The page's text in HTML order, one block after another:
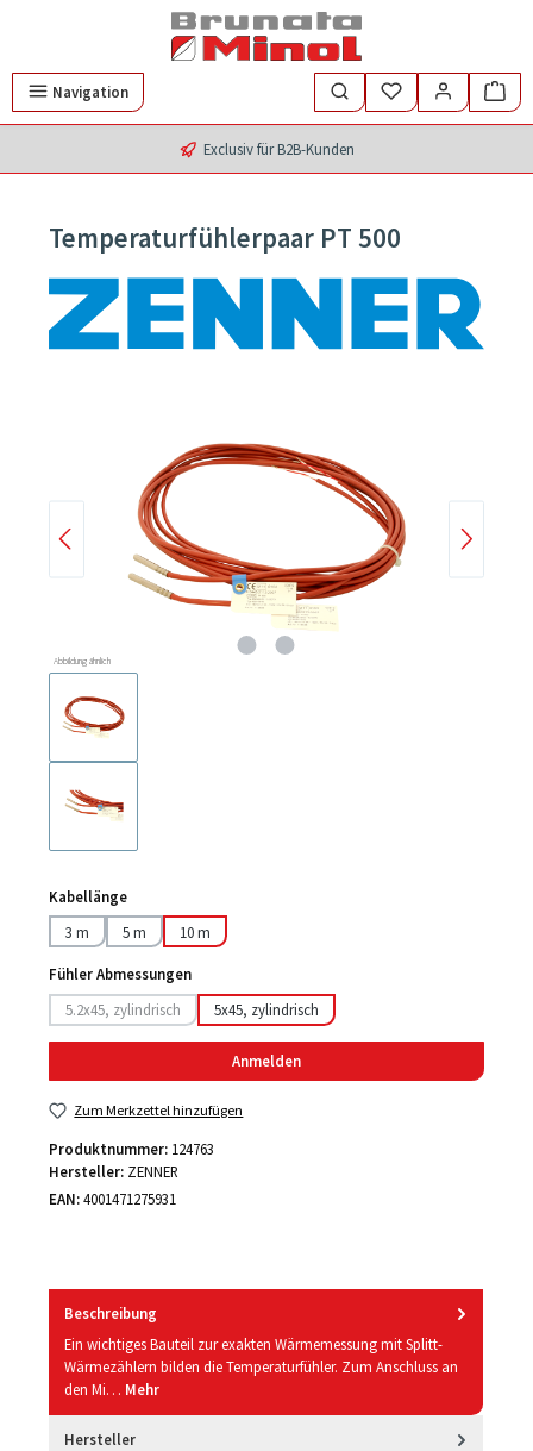
Zum Hauptinhalt springen
Navigation
Exclusiv für B2B-Kunden
Temperaturfühlerpaar PT 500
Abbildung ähnlich
Kabellänge
3 m
5 m 10 m
Fühler Abmessungen
5.2x45, zylindrisch
(Diese Option ist zurzeit nicht verfügbar.)
5x45, zylindrisch
Anmelden
Zum Merkzettel hinzufügen
Produktnummer: 124763
Hersteller: ZENNER
EAN:4001471275931
Beschreibung
Ein wichtiges Bauteil zur exakten Wärmemessung mit Splitt-
Wärmezählern bilden die Temperaturfühler. Zum Anschluss an
den Mi… Mehr
Hersteller